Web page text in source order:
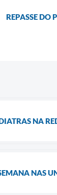
REPASSE DO
NA
NAS